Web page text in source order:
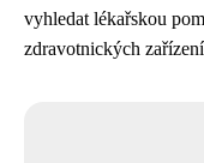
vyhledat lékařskou
zdravotnických